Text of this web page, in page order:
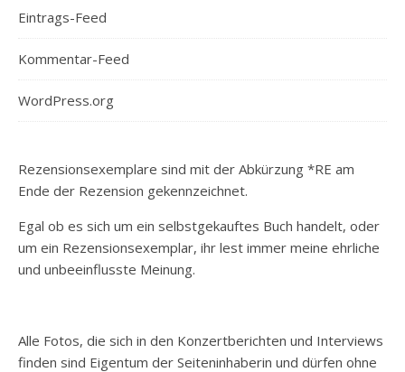
Eintrags-Feed
Kommentar-Feed
WordPress.org
Rezensionsexemplare sind mit der Abkürzung *RE am
Ende der Rezension gekennzeichnet.
Egal ob es sich um ein selbstgekauftes Buch handelt, oder
um ein Rezensionsexemplar, ihr lest immer meine ehrliche
und unbeeinflusste Meinung.
Alle Fotos, die sich in den Konzertberichten und Interviews
finden sind Eigentum der Seiteninhaberin und dürfen ohne